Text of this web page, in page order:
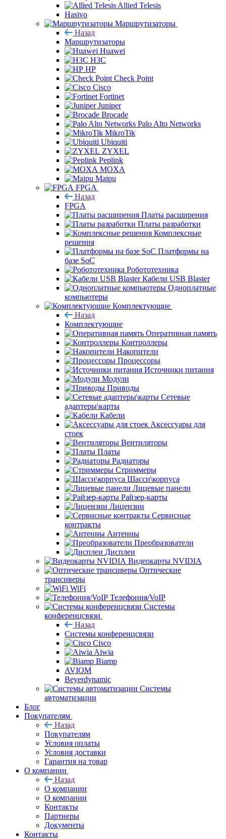
Allied Telesis
Hasivo
Маршрутизаторы
Назад
Маршрутизаторы
Huawei
H3C
HP
Check Point
Cisco
Fortinet
Juniper
Brocade
Palo Alto Networks
MikroTik
Ubiquiti
ZYXEL
Peplink
MOXA
Maipu
FPGA
Назад
FPGA
Платы расширения
Платы разработки
Комплексные
решения
Платформы на
базе SoC
Робототехника
Кабели USB Blaster
Одноплатные
компьютеры
Комплектующие
Назад
Комплектующие
Оперативная память
Контроллеры
Накопители
Процессоры
Источники питания
Модули
Приводы
Сетевые
адаптеры\карты
Кабели
Аксессуары для
стоек
Вентиляторы
Платы
Радиаторы
Стриммеры
Шасси\корпуса
Лицевые панели
Райзер-карты
Лицензии
Сервисные
контракты
Антенны
Преобразователи
Дисплеи
Видеокарты NVIDIA
Оптические
трансиверы
WiFi
Телефония/VoIP
Системы
конференцсвязи
Назад
Системы конференцсвязи
Cisco
Aiwia
Biamp
AVIOM
Beyerdynamic
Системы
автоматизации
Блог
Покупателям
Назад
Покупателям
Условия оплаты
Условия доставки
Гарантия на товар
О компании
Назад
О компании
О компании
Контакты
Партнеры
Документы
Контакты